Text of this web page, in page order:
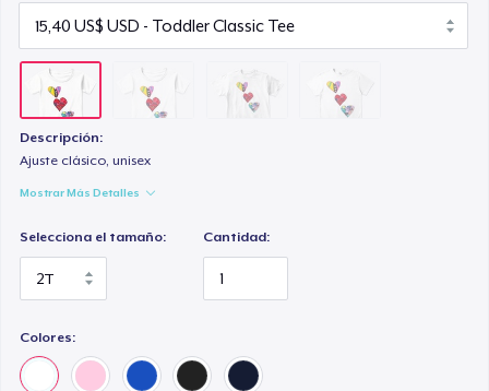
Descripción:
Ajuste clásico, unisex
Mostrar Más Detalles
Selecciona el tamaño: Cantidad:
Colores: